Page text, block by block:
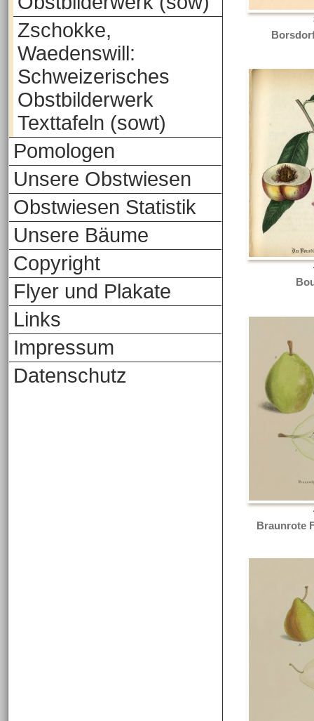
Zschokke,
Waedenswill:
Schweizerisches
Obstbilderwerk
Texttafeln (sowt)
Pomologen
Unsere Obstwiesen
Obstwiesen Statistik
Unsere Bäume
Copyright
Flyer und Plakate
Links
Impressum
Datenschutz
Braunrote